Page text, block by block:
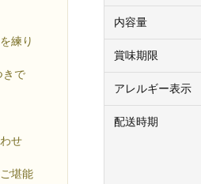
練り
きで
せ
堪能
内容量
賞味期限
アレルギー表示
配送時期